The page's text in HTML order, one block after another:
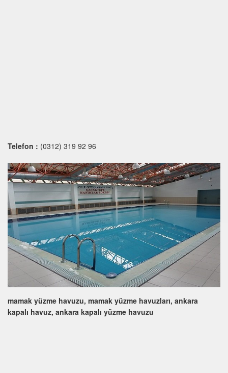
Telefon : (0312) 319 92 96
mamak yüzme havuzu, mamak yüzme havuzları, ankara
kapalı havuz, ankara kapalı yüzme havuzu